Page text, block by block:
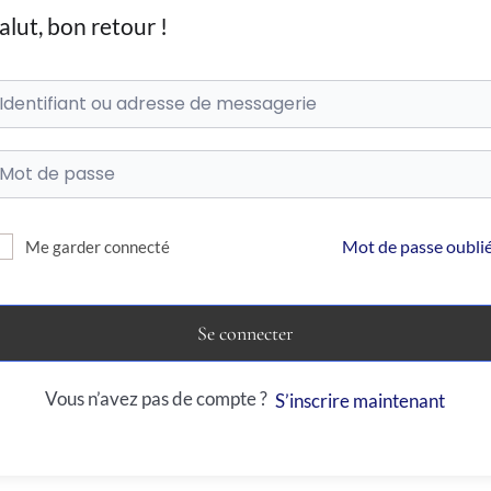
bon retour !
Me garder connecté Mot de passe
Se connecter
Vous n’avez pas de compte ? S’inscrire maintenant